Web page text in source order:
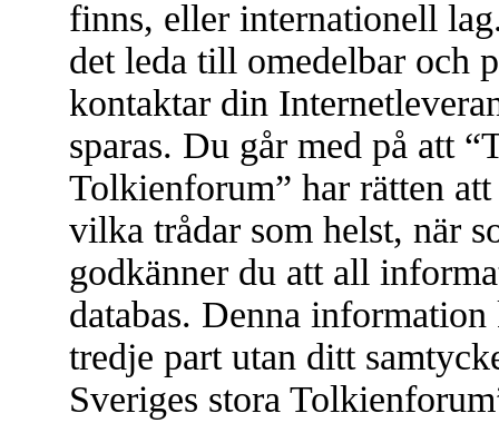
finns, eller internationell
det leda till omedelbar och
kontaktar din
sparas. Du går med på att
Tolkienforum” har rätten
vilka trådar som helst, när
godkänner du att all
databas. Denna
tredje part utan ditt
Sveriges stora